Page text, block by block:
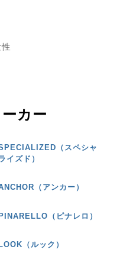
カー
（スペシャ
イズド）
（アンカー）
PINARELLO（ピナレロ）
LOOK（ルック）